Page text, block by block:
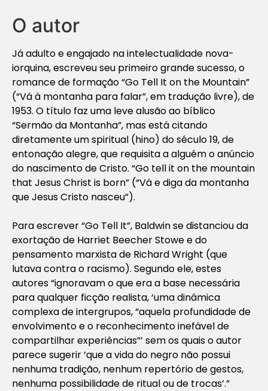
O autor
Já adulto e engajado na intelectualidade nova-
iorquina, escreveu seu primeiro grande sucesso, o
romance de formação “Go Tell It on the Mountain”
(“Vá à montanha para falar”, em tradução livre), de
1953. O título faz uma leve alusão ao bíblico
“Sermão da Montanha”, mas está citando
diretamente um spiritual (hino) do século 19, de
entonação alegre, que requisita a alguém o anúncio
do nascimento de Cristo. “Go tell it on the mountain
that Jesus Christ is born” (“Vá e diga da montanha
que Jesus Cristo nasceu”).
Para escrever “Go Tell It”, Baldwin se distanciou da
exortação de Harriet Beecher Stowe e do
pensamento marxista de Richard Wright (que
lutava contra o racismo). Segundo ele, estes
autores “ignoravam o que era a base necessária
para qualquer ficção realista, ‘uma dinâmica
complexa de intergrupos, “aquela profundidade de
envolvimento e o reconhecimento inefável de
compartilhar experiências”’ sem os quais o autor
parece sugerir ‘que a vida do negro não possui
nenhuma tradição, nenhum repertório de gestos,
nenhuma possibilidade de ritual ou de trocas’.”